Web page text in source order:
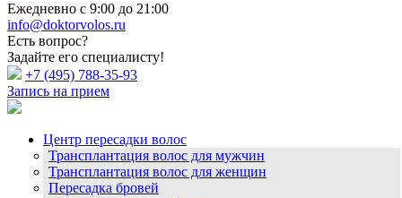
Ежедневно с 9:00 до 21:00
info@doktorvolos.ru
Есть вопрос?
Задайте его специалисту!
+7 (495) 788-35-93
Запись на прием
Центр пересадки волос
Трансплантация волос для мужчин
Трансплантация волос для женщин
Пересадка бровей